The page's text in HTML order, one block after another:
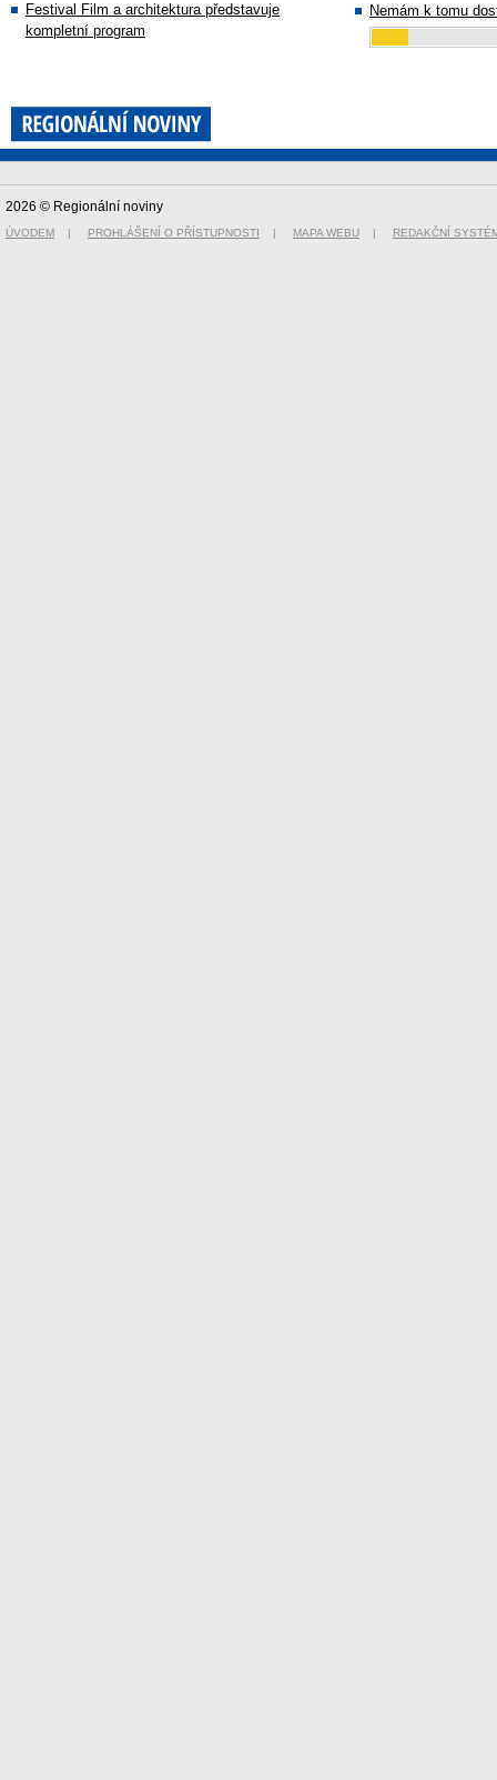
Festival Film a architektura představuje
kompletní program
Nemám k tomu
2026 © Regionální noviny
ÚVODEM | PROHLÁŠENÍ O PŘÍSTUPNOSTI | MAPA WEBU | REDAKČNÍ